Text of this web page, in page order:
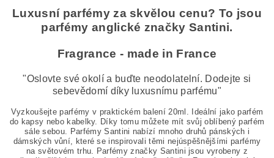
Luxusní parfémy za skvělou cenu? To jsou
parfémy anglické značky Santini.
Fragrance - made in France
"Oslovte své okolí a buďte neodolatelní. Dodejte si
sebevědomí díky luxusnímu parfému"
Vyzkoušejte parfémy v praktickém balení 20ml. Ideální jako parfém
do kapsy nebo kabelky. Díky tomu můžete mít svůj oblíbený parfém
sále sebou. Parfémy Santini nabízí mnoho druhů pánských i
dámských vůní, které se inspirovali těmi nejúspěšnějšími parfémy
na světovém trhu. Parfémy značky Santini jsou vyrobeny z